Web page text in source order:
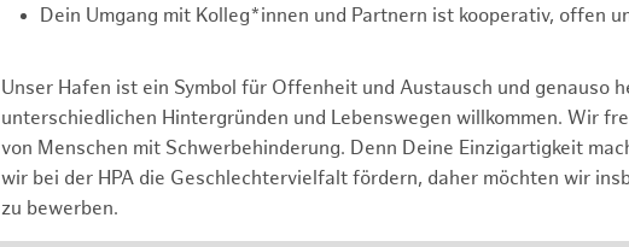
Dein Umgang mit Kolleg*innen und Partnern ist kooperativ, offen
Unser Hafen ist ein Symbol für Offenheit und Austausch und genauso
unterschiedlichen Hintergründen und Lebenswegen willkommen. Wir
von Menschen mit Schwerbehinderung. Denn Deine Einzigartigkeit
wir bei der HPA die Geschlechtervielfalt fördern, daher möchten wir
zu bewerben.